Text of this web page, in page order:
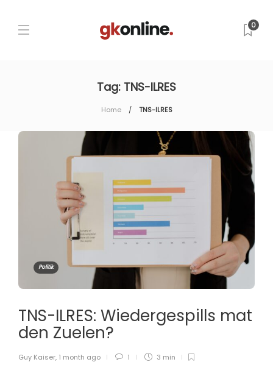
0
Tag: TNS-ILRES
Home TNS-ILRES
Politik
TNS-ILRES: Wiedergespills mat
den Zuelen?
Guy Kaiser, 1 month ago 1 3 min